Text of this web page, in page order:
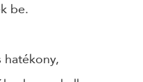
be.
hatékony,